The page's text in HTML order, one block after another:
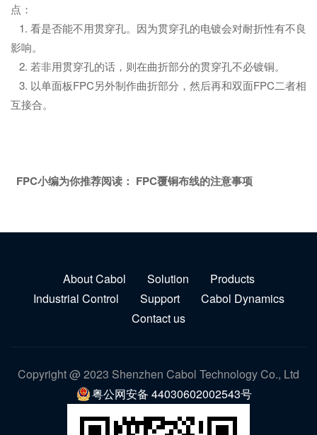
点：
1. 看是否能不用贯穿孔。因为贯穿孔的电镀会对耐折性有不良
影响。
2. 若非用贯穿孔的话，则在曲折部分的贯穿孔不必镀铜。
3. 以单面板FPC另外制作曲折部分，然后再和双面FPC二者相
互接合。
FPC小编为你推荐阅读： FPC覆铜布线的注意事项
About Cabol Solution
Products
Industrial Control
Support
Cabol Dynamics
Contact us
Copyright @ 2023 Shenzhen Cabol Technology Co., Ltd
粤公网安备 44030602002543号